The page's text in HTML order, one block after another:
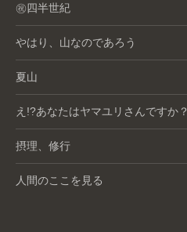
㊗️四半世紀
やはり、山なのであろう
夏山
え!?あなたはヤマユリさんですか？
摂理、修行
人間のここを見る